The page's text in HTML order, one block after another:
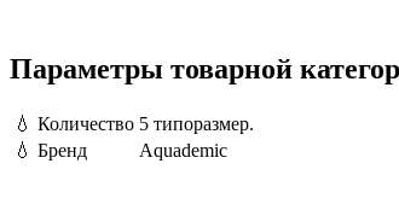
Параметры товарной
💧 Количество 5 типоразмер.
💧 Бренд Aquademic